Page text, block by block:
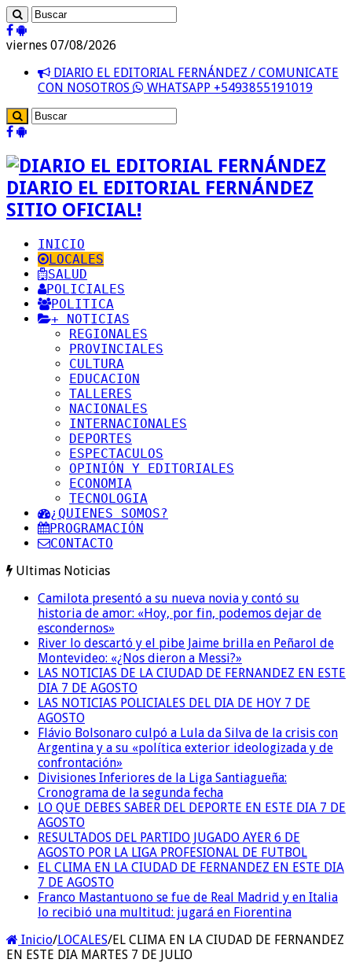
viernes 07/08/2026
DIARIO EL EDITORIAL FERNÁNDEZ / COMUNICATE
CON NOSOTROS
WHATSAPP +5493855191019
DIARIO EL EDITORIAL FERNÁNDEZ
SITIO OFICIAL!
INICIO
LOCALES
SALUD
POLICIALES
POLITICA
+ NOTICIAS
REGIONALES
PROVINCIALES
CULTURA
EDUCACION
TALLERES
NACIONALES
INTERNACIONALES
DEPORTES
ESPECTACULOS
OPINIÓN Y EDITORIALES
ECONOMIA
TECNOLOGIA
¿QUIENES SOMOS?
PROGRAMACIÓN
CONTACTO
Ultimas Noticias
Camilota presentó a su nueva novia y contó su
historia de amor: «Hoy, por fin, podemos dejar de
escondernos»
River lo descartó y el pibe Jaime brilla en Peñarol de
Montevideo: «¿Nos dieron a Messi?»
LAS NOTICIAS DE LA CIUDAD DE FERNANDEZ EN ESTE
DIA 7 DE AGOSTO
LAS NOTICIAS POLICIALES DEL DIA DE HOY 7 DE
AGOSTO
Flávio Bolsonaro culpó a Lula da Silva de la crisis con
Argentina y a su «política exterior ideologizada y de
confrontación»
Divisiones Inferiores de la Liga Santiagueña:
Cronograma de la segunda fecha
LO QUE DEBES SABER DEL DEPORTE EN ESTE DIA 7 DE
AGOSTO
RESULTADOS DEL PARTIDO JUGADO AYER 6 DE
AGOSTO POR LA LIGA PROFESIONAL DE FUTBOL
EL CLIMA EN LA CIUDAD DE FERNANDEZ EN ESTE DIA
7 DE AGOSTO
Franco Mastantuono se fue de Real Madrid y en Italia
lo recibió una multitud: jugará en Fiorentina
Inicio/LOCALES/EL CLIMA EN LA CIUDAD DE FERNANDEZ
EN ESTE DIA MARTES 7 DE JULIO